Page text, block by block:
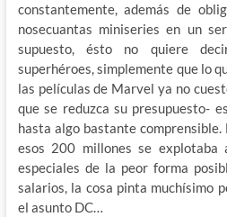
constantemente, además de
nosecuantas miniseries en un
supuesto, ésto no quiere
superhéroes, simplemente que lo
las películas de Marvel ya no
que se reduzca su presupuesto-
hasta algo bastante comprensible.
esos 200 millones se explotaba
especiales de la peor forma
salarios, la cosa pinta muchísimo
el asunto DC…